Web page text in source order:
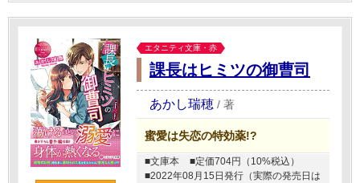
エタニティ文庫・赤
課長はヒミツの御曹司
あかし瑞穂 / 著
蜜愛は失恋の特効薬!?
■文庫本
■定価704円（10%税込）
■2022年08月15日発行（実際の発売日は